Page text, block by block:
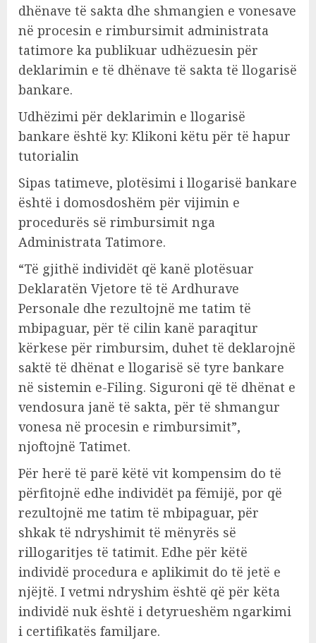
dhënave të sakta dhe shmangien e vonesave
në procesin e rimbursimit administrata
tatimore ka publikuar udhëzuesin për
deklarimin e të dhënave të sakta të llogarisë
bankare.
Udhëzimi për deklarimin e llogarisë
bankare është ky: Klikoni këtu për të hapur
tutorialin
Sipas tatimeve, plotësimi i llogarisë bankare
është i domosdoshëm për vijimin e
procedurës së rimbursimit nga
Administrata Tatimore.
“Të gjithë individët që kanë plotësuar
Deklaratën Vjetore të të Ardhurave
Personale dhe rezultojnë me tatim të
mbipaguar, për të cilin kanë paraqitur
kërkese për rimbursim, duhet të deklarojnë
saktë të dhënat e llogarisë së tyre bankare
në sistemin e-Filing. Siguroni që të dhënat e
vendosura janë të sakta, për të shmangur
vonesa në procesin e rimbursimit”,
njoftojnë Tatimet.
Për herë të parë këtë vit kompensim do të
përfitojnë edhe individët pa fëmijë, por që
rezultojnë me tatim të mbipaguar, për
shkak të ndryshimit të mënyrës së
rillogaritjes të tatimit. Edhe për këtë
individë procedura e aplikimit do të jetë e
njëjtë. I vetmi ndryshim është që për këta
individë nuk është i detyrueshëm ngarkimi
i certifikatës familjare.